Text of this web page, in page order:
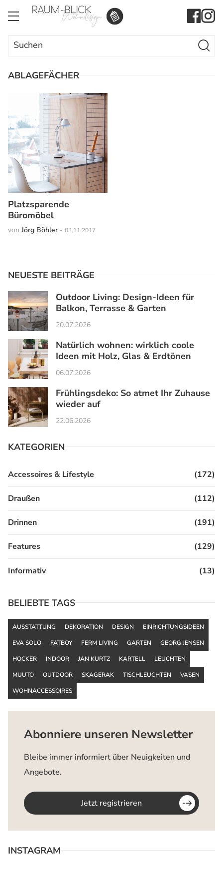
Search
for:
Search
ABLAGEFÄCHER
Platzsparende
Büromöbel
von Jörg Böhler - 03.11.2017
NEUESTE BEITRÄGE
Outdoor Living: Design-Ideen für
Balkon, Terrasse & Garten
20.07.2026
Natürlich wohnen: wirklich coole
Ideen mit Holz, Glas & Erdtönen
06.07.2026
Frühlingsdeko: So atmet Ihr Zuhause
wieder auf
22.06.2026
KATEGORIEN
Accessoires & Lifestyle (172)
Draußen (112)
Drinnen (191)
Features (129)
Informativ (13)
BELIEBTE TAGS
AUSSTATTUNG DEKORATION DESIGN
EINRICHTUNGSIDEEN
EVA SOLO
FATBOY FERM LIVING GARTEN
GEORG JENSEN
HOCKER
INDOOR JAN KURTZ KARTELL
LEUCHTEN
MUUTO
OUTDOOR SKAGERAK TISCHLEUCHTEN
VASEN
WOHNACCESSOIRES
Abonniere unseren Newsletter
Bleibe immer informiert über Neuigkeiten und
Angebote.
Jetzt registrieren
INSTAGRAM